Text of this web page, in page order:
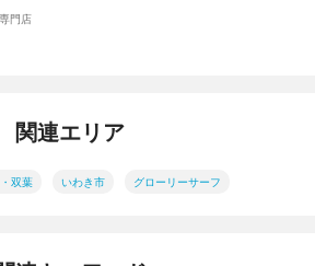
門店
関連エリア
双葉 いわき市 グローリーサーフ